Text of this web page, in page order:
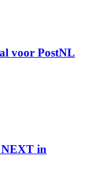
voor PostNL
NEXT in